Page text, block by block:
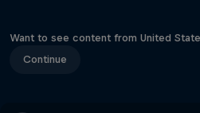
Want to see content from United
Continue